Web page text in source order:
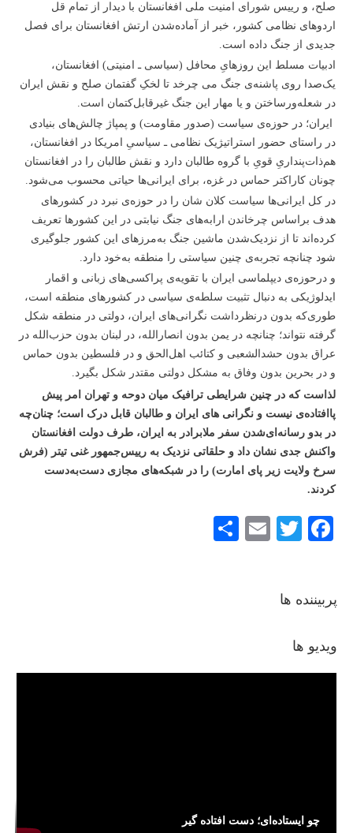
پربیننده ها
ویدیو ها
چو ایستاده‌ای؛ دست افتاده گیر
صلح، و رییس شورای امنیت ملی افغانستان با دیدار از تمام قل
اردوهای نظامی کشور، خبر از آماده‌شدن ارتش افغانستان برای فصل
جدیدی از جنگ داده است.
ادبیات مسلط این روزهایِ محافل (سیاسی ـ امنیتی) افغانستان،
یک‌صدا روی پاشنه‌ی جنگ می چرخد تا لخکِ گفتمان صلح و نقش ایران
در شعله‌ورساختن و یا مهار این جنگ غیرقابل‌کتمان است.
ایران؛ در حوزه‌ی سیاست (صدور مقاومت) و پمپاژ چالش‌های بنیادی
در راستای حضور استراتیژیک نظامی ـ سیاسیِ امریکا در افغانستان،
هم‌ذات‌پنداریِ قویِ با گروه طالبان دارد و نقش طالبان را در افغانستان
چونان کاراکتر حماس در غزه، برای ایرانی‌ها حیاتی محسوب می‌شود.
در کل ایرانی‌ها سیاست کلان شان را در حوزه‌ی نبرد در کشورهای
هدف براساس چرخاندن ارابه‌های جنگ نیابتی در این کشورها تعریف
کرده‌اند تا از نزدیک‌شدن ماشین جنگ به‌مرزهای این کشور جلوگیری
شود چنانچه تجربه‌ی چنین سیاستی را منطقه به‌خود دارد.
و درحوزه‌ی دیپلماسی ایران با تقویه‌ی پراکسی‌های زبانی و اقمار
ایدلوژیکی به دنبال تثبیت سلطه‌ی سیاسی در کشورهای منطقه است،
طوری‌که بدون درنظرداشت نگرانی‌های ایران، دولتی در منطقه شکل
گرفته نتواند؛ چنانچه در یمن بدون انصارالله، در لبنان بدون حزب‌الله در
عراق بدون حشدالشعبی و کتائب اهل‌الحق و در فلسطین بدون حماس
و در بحرین بدون وفاق به مشکل دولتی مقتدر شکل بگیرد.
لذاست که در چنین شرایطی ترافیک میان دوحه و تهران امر پیش
پاافتاده‌ی نیست و نگرانی های ایران و طالبان قابل درک است؛ چنان‌چه
در بدو رسانه‌ای‌شدن سفر ملابرادر به ایران، طرف دولت افغانستان
واکنش جدی نشان داد و حلقاتی نزدیک به رییس‌جمهور غنی تیتر (فرش
سرخ ولایت زیر پای امارت) را در شبکه‌های مجازی دست‌به‌دست
کردند.
Fa
ok
T
E